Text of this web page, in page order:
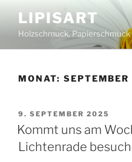
Inhalt
springen
LIPISART
Holzschmuck,
MONAT:
VERÖFFENTLICHT
AM
9. SEPTEMBER 2025
Kommt uns am
Lichtenrade